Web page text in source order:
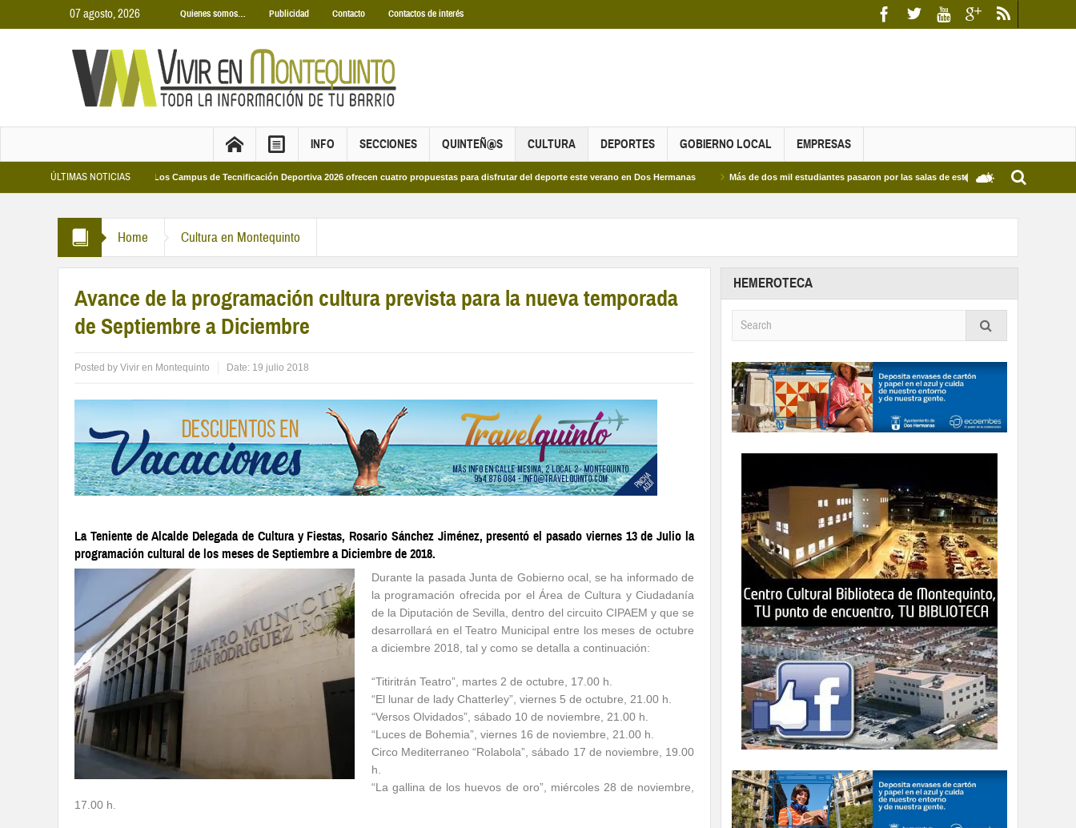
07 agosto, 2026 Quienes somos… Publicidad Contacto Contactos de interés
INFO SECCIONES QUINTEÑ@S CULTURA DEPORTES GOBIERNO LOCAL EMPRESAS
ÚLTIMAS NOTICIAS
Municipales 2026 Los Campus de Tecnificación Deportiva 2026 ofrecen cuatro propuestas para disfrutar del deporte este verano en Dos Hermanas Más de dos mil estudiantes pasaron por las salas de estudio de las Bibliotecas
Home Cultura en Montequinto
Avance de la programación cultura prevista para la nueva temporada
de Septiembre a Diciembre
Posted by Vivir en Montequinto Date: 19 julio 2018
La Teniente de Alcalde Delegada de Cultura y Fiestas, Rosario Sánchez Jiménez, presentó el pasado viernes 13 de Julio la
programación cultural de los meses de Septiembre a Diciembre de 2018.
Durante la pasada Junta de Gobierno ocal, se ha informado de
la programación ofrecida por el Área de Cultura y Ciudadanía
de la Diputación de Sevilla, dentro del circuito CIPAEM y que se
desarrollará en el Teatro Municipal entre los meses de octubre
a diciembre 2018, tal y como se detalla a continuación:
“Titiritrán Teatro”, martes 2 de octubre, 17.00 h.
“El lunar de lady Chatterley”, viernes 5 de octubre, 21.00 h.
“Versos Olvidados”, sábado 10 de noviembre, 21.00 h.
“Luces de Bohemia”, viernes 16 de noviembre, 21.00 h.
Circo Mediterraneo “Rolabola”, sábado 17 de noviembre, 19.00
h.
“La gallina de los huevos de oro”, miércoles 28 de noviembre,
17.00 h.
HEMEROTECA